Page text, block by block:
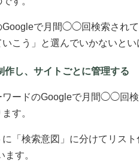
Googleで月間◯◯回検索され
こう」と選んでいかないとい
し、サイトごとに管理する
ワードのGoogleで月間◯◯回
す。
「検索意図」に分けてリス
す。